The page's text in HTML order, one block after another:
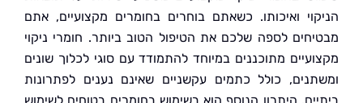
ואיכותו. כשאתם בוחרים בחומרים מקצועיים, אתם
לספה שלכם את הטיפול הטוב ביותר. חומרי ניקוי
מתוכננים במיוחד להתמודד עם סוגי לכלוך שונים
כולל כתמים עקשניים שאינם נענים לפתרונות